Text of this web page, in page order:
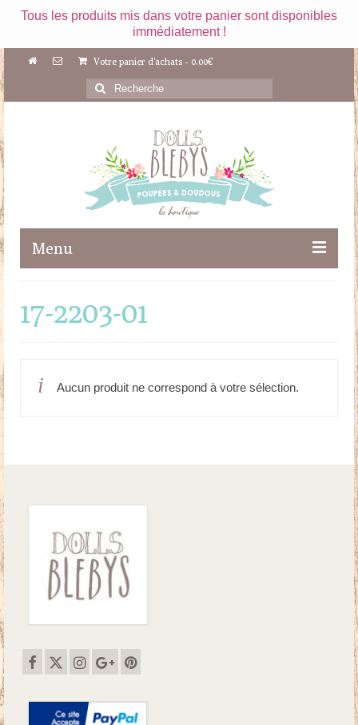
Tous les produits mis dans votre panier sont disponibles
immédiatement !
Votre panier d'achats - 0.00€
Rechercher
:
Menu
Maileg
Doudous
17-2203-01
Aucun produit ne correspond à votre sélection.